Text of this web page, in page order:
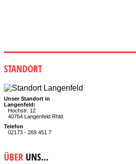
STANDORT
Unser Standort in
Langenfeld:
Hochstr. 12
40764 Langenfeld Rhld.
Telefon
02173 - 269 451 7
ÜBER UNS...